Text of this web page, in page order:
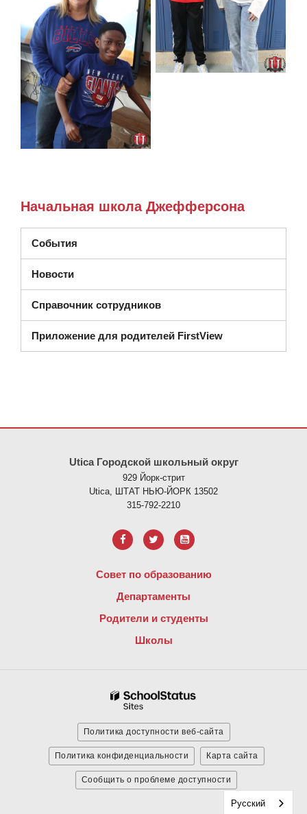
Начальная школа Джефферсона
События
Новости
Справочник сотрудников
Приложение для родителей FirstView
Utica Городской школьный округ
929 Йорк-стрит
Utica, ШТАТ НЬЮ-ЙОРК 13502
315-792-2210
Совет по образованию
Департаменты
Родители и студенты
Школы
Политика доступности веб-сайта
Политика конфиденциальности Карта сайта
Сообщить о проблеме доступности
Русский